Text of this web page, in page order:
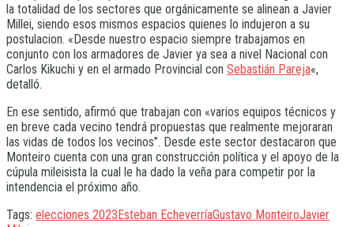
la totalidad de los sectores que orgánicamente se alinean a Javier
Millei, siendo esos mismos espacios quienes lo indujeron a su
postulacion. «Desde nuestro espacio siempre trabajamos en
conjunto con los armadores de Javier ya sea a nivel Nacional con
Carlos Kikuchi y en el armado Provincial con Sebastián Pareja«,
detalló.
En ese sentido, afirmó que trabajan con «varios equipos técnicos y
en breve cada vecino tendrá propuestas que realmente mejoraran
las vidas de todos los vecinos”. Desde este sector destacaron que
Monteiro cuenta con una gran construcción política y el apoyo de la
cúpula mileisista la cual le ha dado la veña para competir por la
intendencia el próximo año.
Tags: elecciones 2023Esteban EcheverríaGustavo MonteiroJavier